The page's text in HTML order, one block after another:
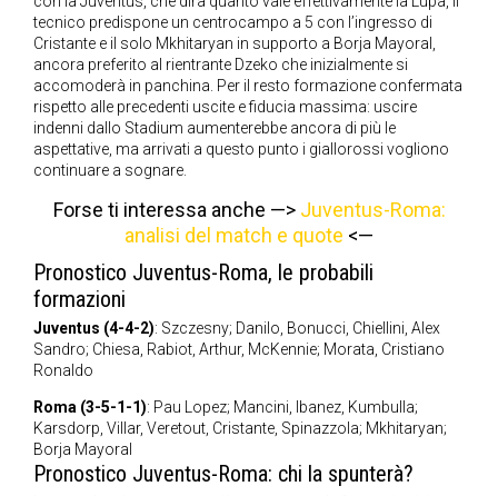
tecnico predispone un centrocampo a 5 con l’ingresso di
Cristante e il solo Mkhitaryan in supporto a Borja Mayoral,
ancora preferito al rientrante Dzeko che inizialmente si
accomoderà in panchina. Per il resto formazione confermata
rispetto alle precedenti uscite e fiducia massima: uscire
indenni dallo Stadium aumenterebbe ancora di più le
aspettative, ma arrivati a questo punto i giallorossi vogliono
continuare a sognare.
Forse ti interessa anche —> Juventus-Roma:
analisi del match e quote <—
Pronostico Juventus-Roma, le probabili
formazioni
Juventus (4-4-2): Szczesny; Danilo, Bonucci, Chiellini, Alex
Sandro; Chiesa, Rabiot, Arthur, McKennie; Morata, Cristiano
Ronaldo
Roma (3-5-1-1): Pau Lopez; Mancini, Ibanez, Kumbulla;
Karsdorp, Villar, Veretout, Cristante, Spinazzola; Mkhitaryan;
Borja Mayoral
Pronostico Juventus-Roma: chi la spunterà?